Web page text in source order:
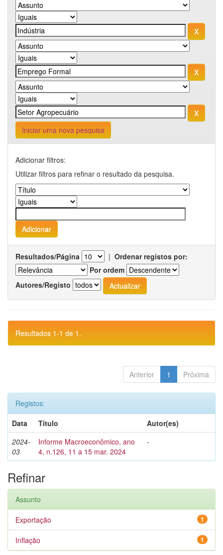
Iniciar uma nova pesquisa
Adicionar filtros:
Utilizar filtros para refinar o resultado da pesquisa.
Resultados/Página | Ordenar registos por:
Por ordem
Autores/Registo
Resultados 1-1 de 1.
Anterior 1 Próxima
Registos:
Data
Título
Autor(es)
2024-
03
Informe Macroeconômico, ano
4, n.126, 11 a 15 mar. 2024
-
Refinar
Assunto
1
Exportação
1
Inflação